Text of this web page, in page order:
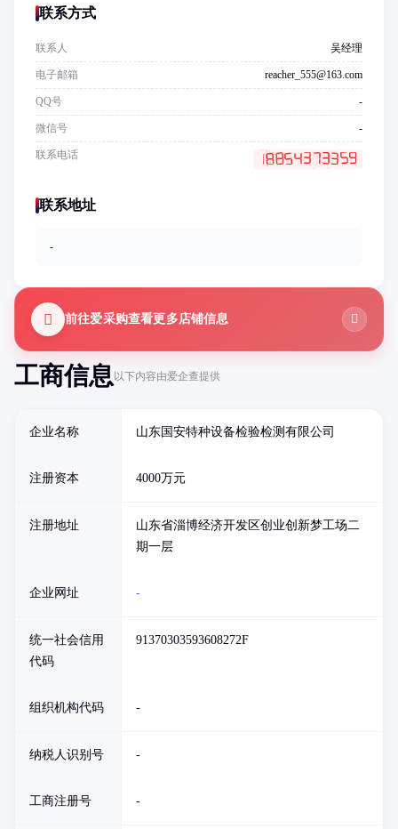
工商信息以下内容由爱企查提供
企业名称 山东国安特种设备检验检测有限公司
注册资本 4000万元
注册地址
山东省淄博经济开发区创业创新梦工场二
期一层
企业网址 -
统一社会信用
代码
91370303593608272F
组织机构代码 -
纳税人识别号 -
工商注册号 -
联系方式
联系人 吴经理
电子邮箱 reacher_555@163.com
QQ号 -
微信号 -
联系电话
联系地址
-
前往爱采购查看更多店铺信息